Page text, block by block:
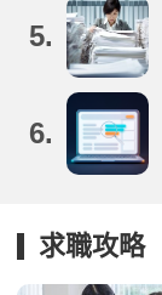
5.
6.
求職攻略